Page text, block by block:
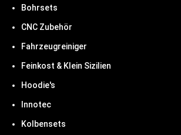
Bohrsets
CNC Zubehör
Fahrzeugreiniger
Feinkost & Klein Sizilien
Hoodie's
Innotec
Kolbensets